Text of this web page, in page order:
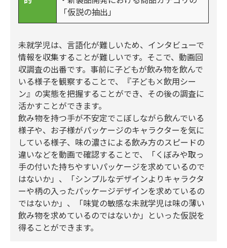
「仮説の抽出」
未就学児は、言語化が難しいため、インタビューで
情報を収集することが難しいです。そこで、動画回
収調査の出番です。事前に子どもが飲み物を飲んで
いる様子を観察することで、『子ども×飲用シー
ン』の実態を把握することができ、その後の調査に
活かすことができます。
飲み物を持つ手が不安定でこぼしながら飲んでいる
様子や、お子様がパッケージのキャラクターを気に
している様子、味の濃さによる飲み方のスピードの
違いなどを動画で確認することで、「くぼみや取っ
手の付いた持ちやすいパッケージを求めているので
はないか」、「シンプルなデザインよりキャラクタ
ーや柄の入ったパッケージデザインを求めているの
ではないか」、「味覚の敏感な未就学児は味の薄い
飲み物を求めているのではないか」といった仮説を
得ることができます。